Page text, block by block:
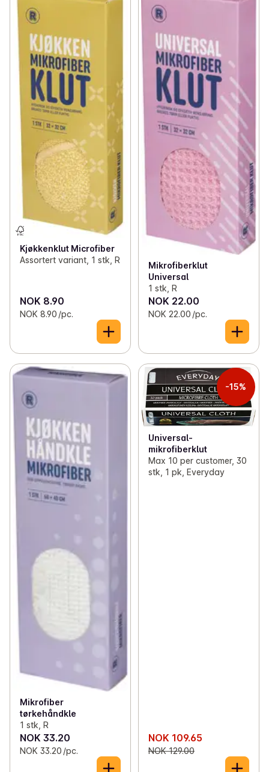
Kjøkkenklut Microfiber
Assortert variant, 1 stk, R
NOK 8.90
NOK 8.90 /pc.
Mikrofiberklut
Universal
1 stk, R
NOK 22.00
NOK 22.00 /pc.
Mikrofiber
tørkehåndkle
1 stk, R
NOK 33.20
NOK 33.20 /pc.
-15%
Universal-
mikrofiberklut
Max 10 per customer, 30
stk, 1 pk, Everyday
NOK 109.65
NOK 129.00